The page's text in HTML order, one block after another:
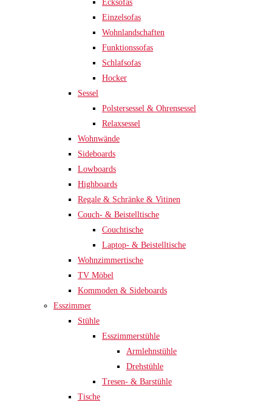
Ecksofas
Einzelsofas
Wohnlandschaften
Funktionssofas
Schlafsofas
Hocker
Sessel
Polstersessel & Ohrensessel
Relaxsessel
Wohnwände
Sideboards
Lowboards
Highboards
Regale & Schränke & Vitinen
Couch- & Beistelltische
Couchtische
Laptop- & Beistelltische
Wohnzimmertische
TV Möbel
Kommoden & Sideboards
Esszimmer
Stühle
Esszimmerstühle
Armlehnstühle
Drehstühle
Tresen- & Barstühle
Tische